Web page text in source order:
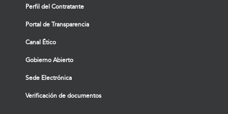
Perfil del Contratante
Portal de Transparencia
Canal Ético
Gobierno Abierto
Sede Electrónica
Verificación de documentos